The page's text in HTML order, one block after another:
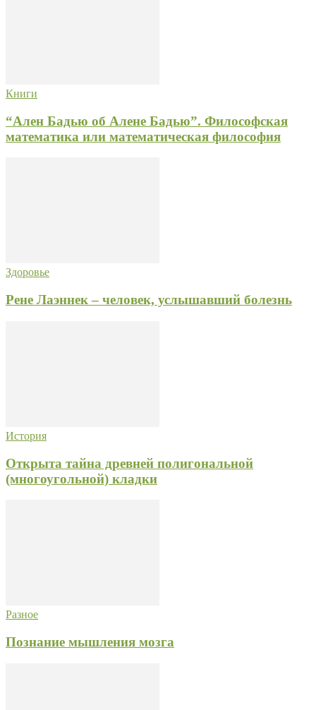
Книги
“Ален Бадью об Алене Бадью”. Философская
математика или математическая философия
Здоровье
Рене Лаэннек – человек, услышавший болезнь
История
Открыта тайна древней полигональной
(многоугольной) кладки
Разное
Познание мышления мозга